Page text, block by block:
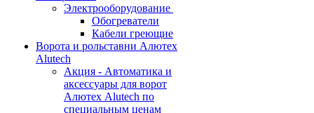
Электрооборудование
Обогреватели
Кабели греющие
Ворота и рольставни Алютех
Alutech
Акция - Автоматика и
аксессуары для ворот
Алютех Alutech по
специальным ценам